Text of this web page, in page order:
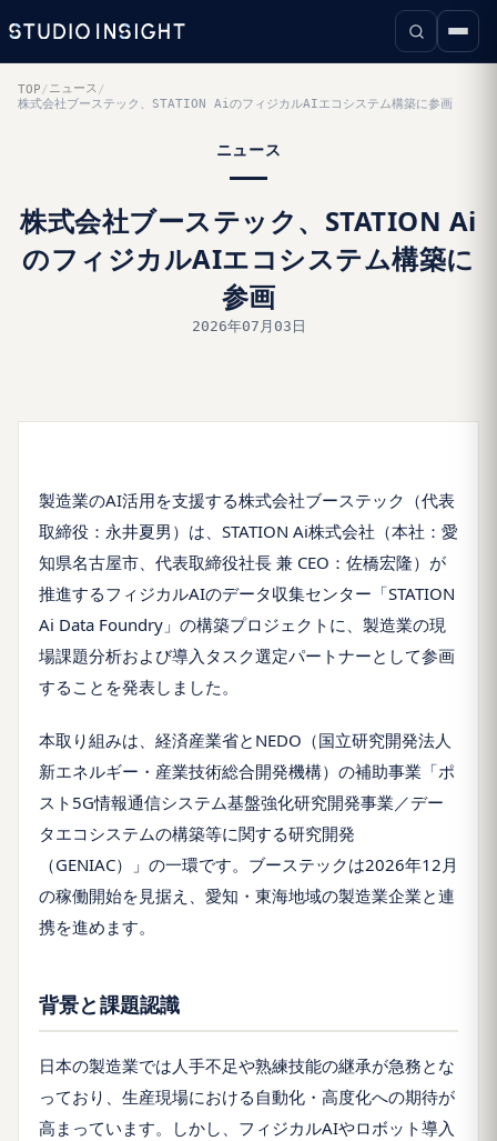
TOP / ニュース /
株式会社ブーステック、STATION AiのフィジカルAIエコシステム構築に参画
ニュース
株式会社ブーステック、STATION Ai
のフィジカルAIエコシステム構築に
参画
2026年07月03日
製造業のAI活用を支援する株式会社ブーステック（代表
取締役：永井夏男）は、STATION Ai株式会社（本社：愛
知県名古屋市、代表取締役社長 兼 CEO：佐橋宏隆）が
推進するフィジカルAIのデータ収集センター「STATION
Ai Data Foundry」の構築プロジェクトに、製造業の現
場課題分析および導入タスク選定パートナーとして参画
することを発表しました。
本取り組みは、経済産業省とNEDO（国立研究開発法人
新エネルギー・産業技術総合開発機構）の補助事業「ポ
スト5G情報通信システム基盤強化研究開発事業／デー
タエコシステムの構築等に関する研究開発
（GENIAC）」の一環です。ブーステックは2026年12月
の稼働開始を見据え、愛知・東海地域の製造業企業と連
携を進めます。
背景と課題認識
日本の製造業では人手不足や熟練技能の継承が急務とな
っており、生産現場における自動化・高度化への期待が
高まっています。しかし、フィジカルAIやロボット導入